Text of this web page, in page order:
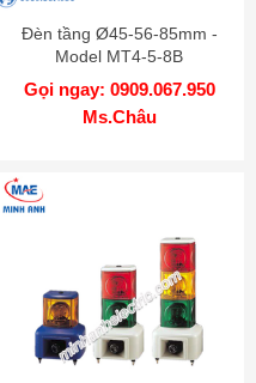
Đèn tầng Ø45-56-85mm -
Model MT4-5-8B
Gọi ngay: 0909.067.950
Ms.Châu